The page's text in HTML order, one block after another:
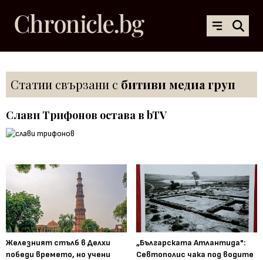
Статии свързани с битиви медиа груп
Слави Трифонов остава в bTV
Железният стълб в Делхи
победи времето, но учени
„Българската Атлантида":
Севтополис чака под водите